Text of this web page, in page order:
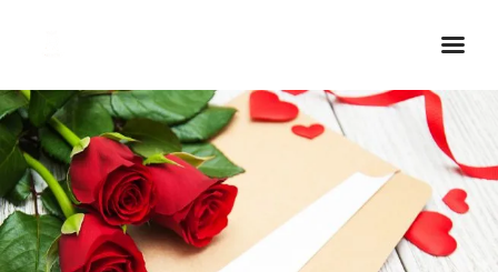
Inicio Real FM
Streaming
En Vivo
Descarga La APP